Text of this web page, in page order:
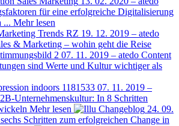
für eine erfolgreiche Digitalisierung
... Mehr lesen
19. 12. 2019 – atedo
& Marketing – wohin geht die Reise
07. 11. 2019 – atedo Content
sind Werte und Kultur wichtiger als
07. 11. 2019 –
Unternehmenskultur: In 8 Schritten
Mehr lesen
24. 09.
Schritten zum erfolgreichen Change in